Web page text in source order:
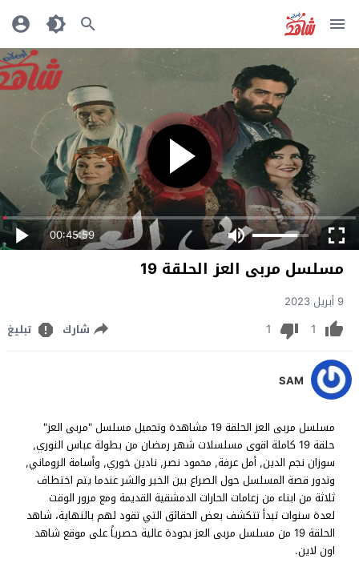
00:45:59
مسلسل مربى العز الحلقة 19
9 أبريل 2023
1
1 شارك تبليغ
SAM
مسلسل مربى العز الحلقة 19 مشاهدة وتحميل مسلسل "مربى العز"
حلقة 19 كاملة اقوى مسلسلات شهر رمضان من بطولة عباس النوري,
سوزان نجم الدين, أمل عرفة, محمود نصر, نادين خوري, وأسامة الروماني,
وتدور قصة المسلسل حول الصراع بين الخير والشر عندما يتم اختطاف
ثلاثة من ابناء من زعامات الحارات الدمشقية القديمة ومع مرور الوقت
لعدة سنوات تبدأ تتكشف بعض الحقائق التي تقود لهم بالنهاية، شاهد
الحلقة 19 من مسلسل مربى العز بجودة عالية حصرياً على موقع شاهد
اون لاين.